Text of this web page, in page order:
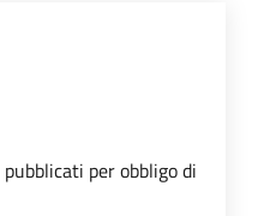
per obbligo di